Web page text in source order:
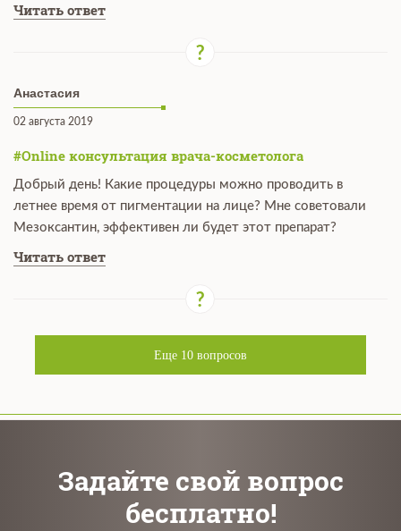
Читать ответ
Анастасия
02 августа 2019
#Online консультация врача-косметолога
Добрый день! Какие процедуры можно проводить в
летнее время от пигментации на лице? Мне советовали
Мезоксантин, эффективен ли будет этот препарат?
Читать ответ
Еще 10 вопросов
Задайте свой вопрос
бесплатно!